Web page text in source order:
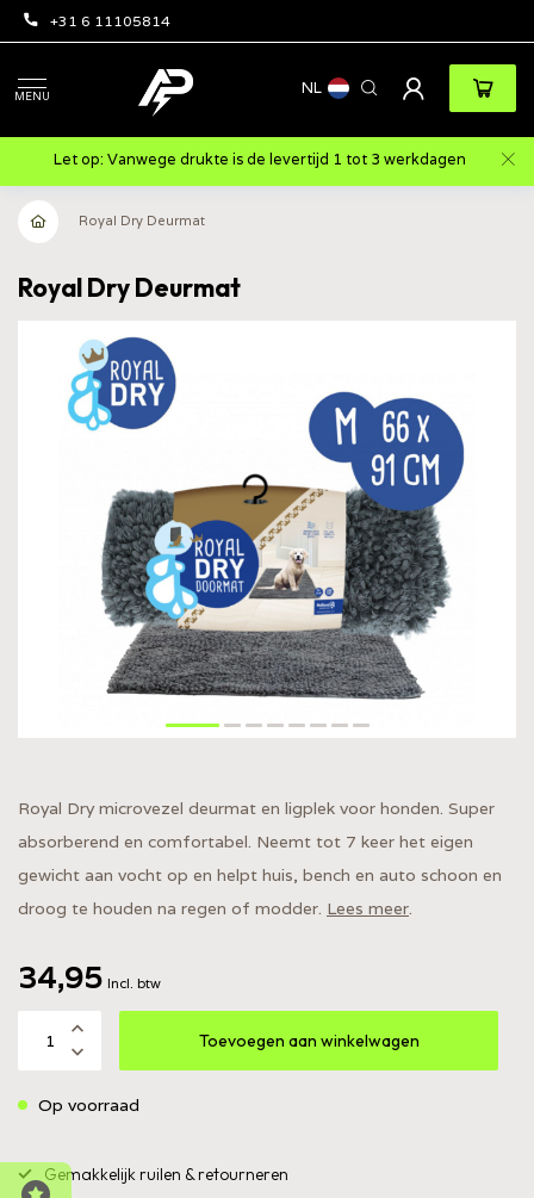
+31 6 11105814
MENU NL
Let op: Vanwege drukte is de levertijd 1 tot 3 werkdagen
Royal Dry Deurmat
Royal Dry Deurmat
Royal Dry microvezel deurmat en ligplek voor honden. Super
absorberend en comfortabel. Neemt tot 7 keer het eigen
gewicht aan vocht op en helpt huis, bench en auto schoon en
droog te houden na regen of modder. Lees meer.
34,95 Incl. btw
Toevoegen aan winkelwagen
Op voorraad
Gemakkelijk ruilen & retourneren